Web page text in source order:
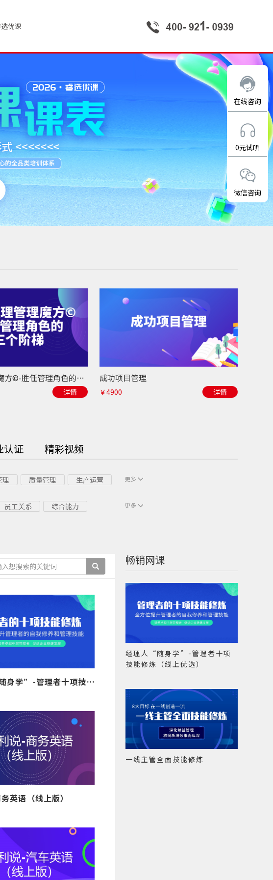
优课
在线咨询
0元试听
微信咨询
新任经理管理魔方©-胜任管理角色的三个阶梯
详情
成功项目管理
￥4900 详情
认证 精彩视频
理 质量管理
生产运营
更多
员工关系
综合能力
党建
更多
经理人“随身学”-管理者十项技能修炼（线上优选）
英语（线上版）
畅销网课
经理人“随身学”-管理者十项
技能修炼（线上优选）
一线主管全面技能修炼